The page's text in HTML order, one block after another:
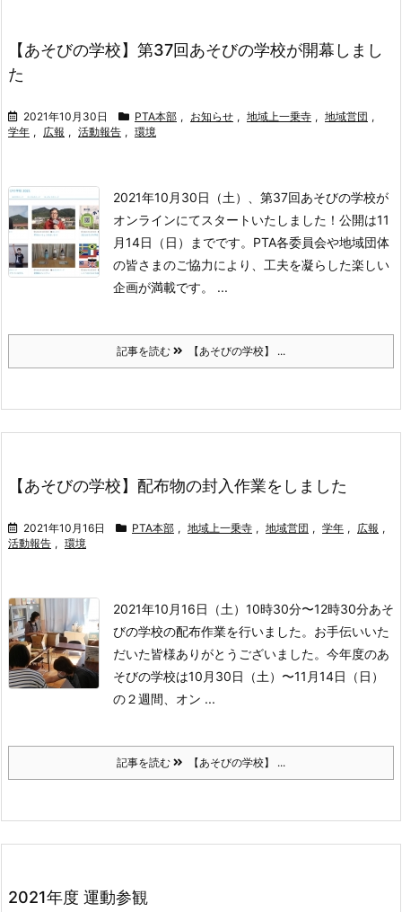
【あそびの学校】第37回あそびの学校が開幕しまし
た
2021年10月30日 PTA本部 , お知らせ , 地域上一乗寺 , 地域営団 ,
学年 , 広報 , 活動報告 , 環境
2021年10月30日（土）、第37回あそびの学校が
オンラインにてスタートいたしました！ 公開は11
月14日（日）までです。 PTA各委員会や地域団体
の皆さまのご協力により、工夫を凝らした楽しい
企画が満載です。 ...
記事を読む 【あそびの学校】 ...
【あそびの学校】配布物の封入作業をしました
2021年10月16日 PTA本部 , 地域上一乗寺 , 地域営団 , 学年 , 広報 ,
活動報告 , 環境
2021年10月16日（土）10時30分〜12時30分あそ
びの学校の配布作業を行いました。お手伝いいた
だいた皆様ありがとうございました。 今年度のあ
そびの学校は10月30日（土）〜11月14日（日）
の２週間、オン ...
記事を読む 【あそびの学校】 ...
2021年度 運動参観